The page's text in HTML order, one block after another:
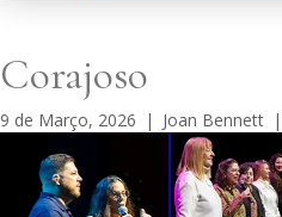
Corajoso
9 de Março, 2026 | Joan Bennett |